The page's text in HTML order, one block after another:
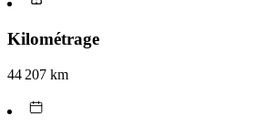
Kilométrage
44 207 km